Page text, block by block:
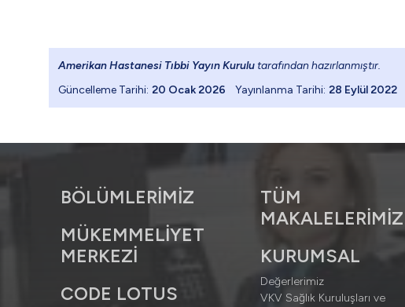
Amerikan Hastanesi Tıbbi Yayın Kurulu tarafından hazırlanmıştır.
Güncelleme Tarihi: 20 Ocak 2026 Yayınlanma Tarihi: 28 Eylül 2022
BÖLÜMLERİMİZ
MÜKEMMELİYET
MERKEZİ
CODE LOTUS
TÜM
MAKALELERİMİZ
KURUMSAL
Değerlerimiz
VKV Sağlık Kuruluşları ve